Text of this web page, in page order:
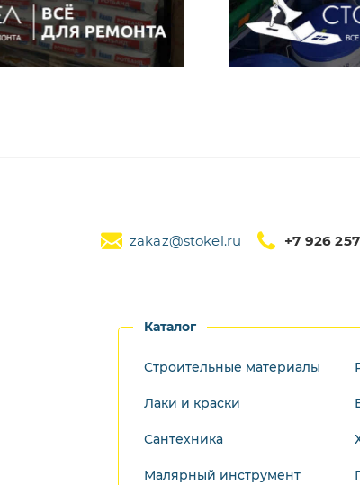
zakaz@stokel.ru +7 926 257
Каталог
Строительные материалы
Лаки и краски
Сантехника
Малярный инструмент